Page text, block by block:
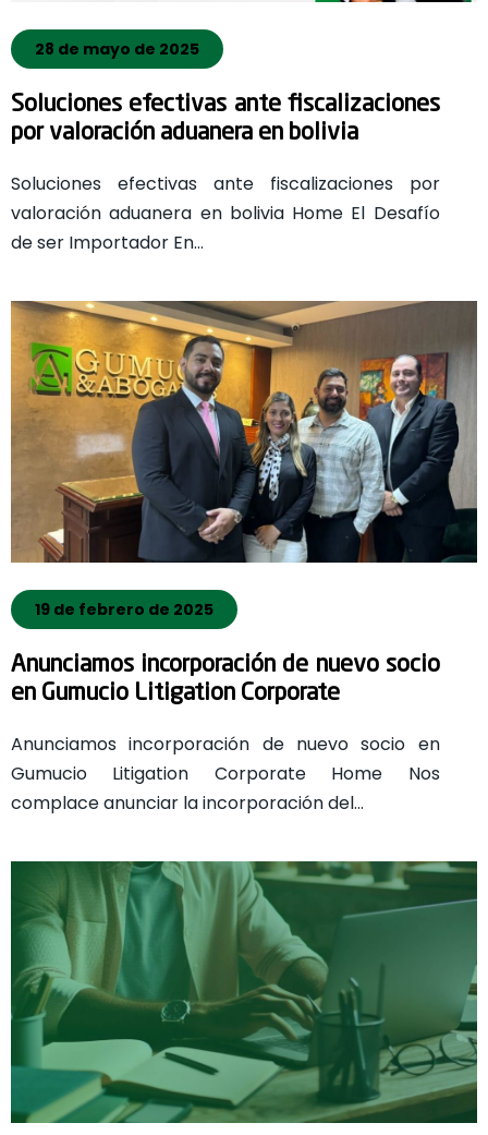
28 de mayo de 2025
Soluciones efectivas ante fiscalizaciones
por valoración aduanera en bolivia
Soluciones efectivas ante fiscalizaciones por
valoración aduanera en bolivia Home El Desafío
de ser Importador En…
19 de febrero de 2025
Anunciamos incorporación de nuevo socio
en Gumucio Litigation Corporate
Anunciamos incorporación de nuevo socio en
Gumucio Litigation Corporate Home Nos
complace anunciar la incorporación del…